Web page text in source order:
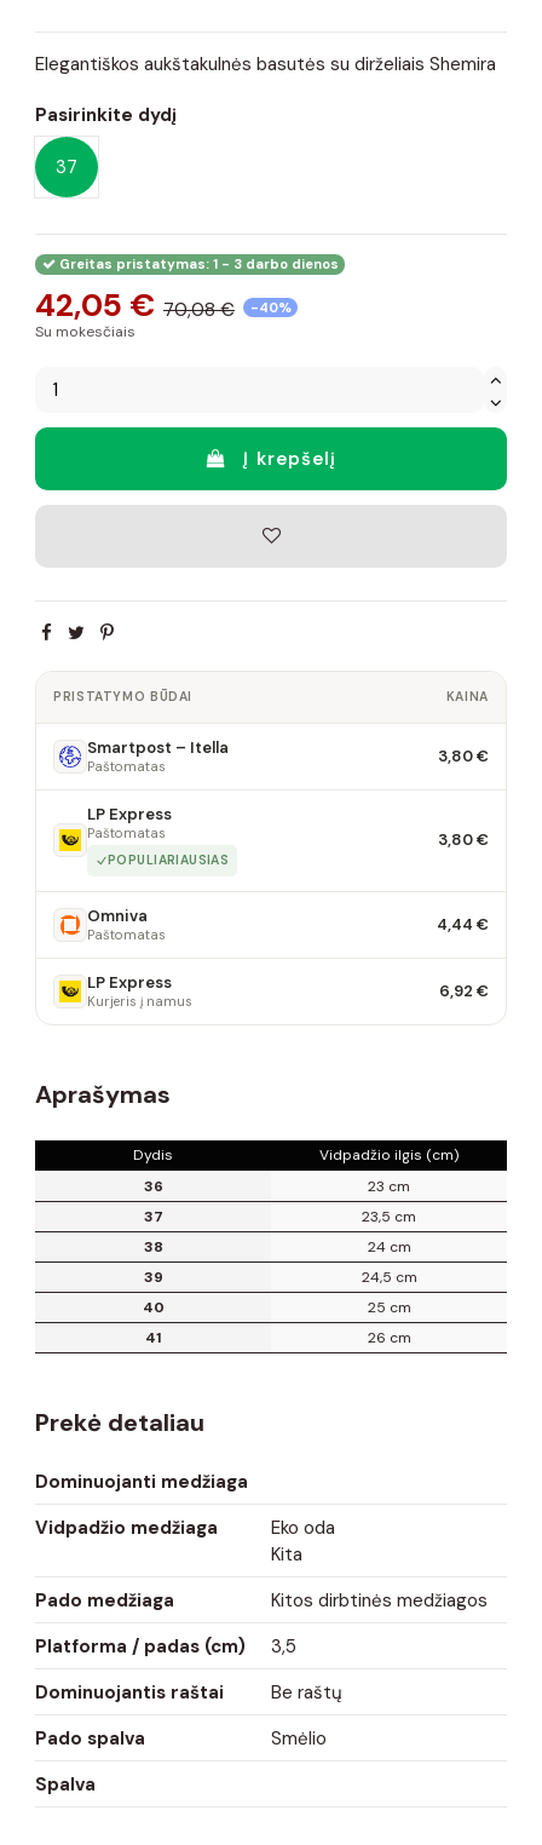
Elegantiškos aukštakulnės basutės su dirželiais Shemira
Pasirinkite dydį
37
Greitas pristatymas: 1 - 3 darbo dienos
42,05 € 70,08 € -40%
Su mokesčiais
Į krepšelį
PRISTATYMO BŪDAI KAINA
Smartpost – Itella
Paštomatas 3,80 €
LP Express
Paštomatas
POPULIARIAUSIAS
3,80 €
Omniva
Paštomatas 4,44 €
LP Express
Kurjeris į namus 6,92 €
Aprašymas
Dydis
Vidpadžio ilgis (cm)
36
23 cm
37
23,5 cm
38
24 cm
39
24,5 cm
40
25 cm
41
26 cm
Prekė detaliau
Dominuojanti medžiaga
Vidpadžio medžiaga
Eko oda
Kita
Pado medžiaga
Kitos dirbtinės medžiagos
Platforma / padas (cm)
3,5
Dominuojantis raštai
Be raštų
Pado spalva
Smėlio
Spalva